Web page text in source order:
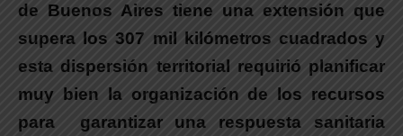
de Buenos Aires tiene una extensión que
supera los 307 mil kilómetros cuadrados y
esta dispersión territorial requirió planificar
muy bien la organización de los recursos
para garantizar una respuesta sanitaria